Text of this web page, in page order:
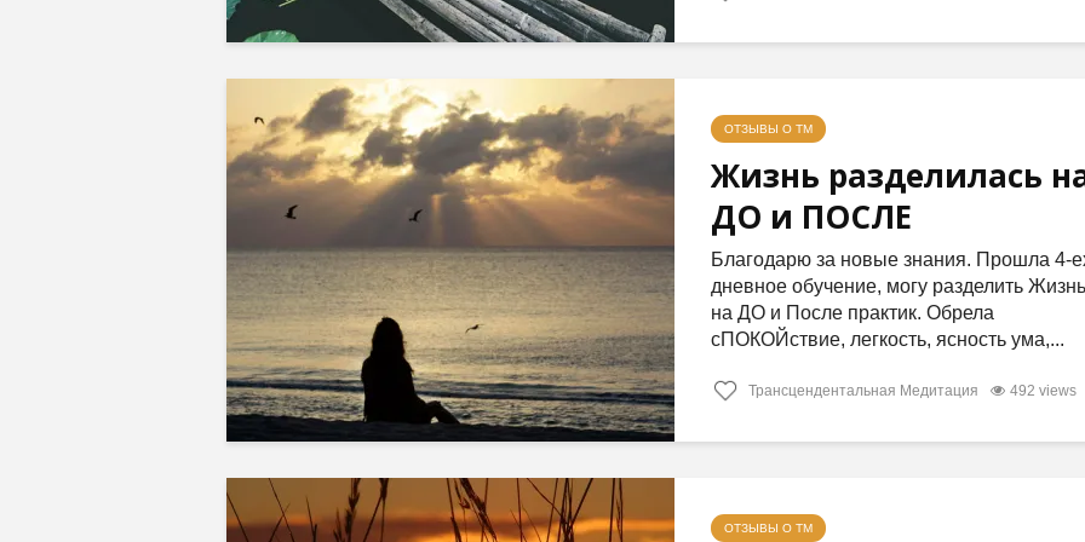
ОТЗЫВЫ О ТМ
Жизнь разделилась
ДО и ПОСЛЕ
Благодарю за новые знания. Прошла 4-
дневное обучение, могу разделить Жизнь
на ДО и После практик. Обрела
сПОКОЙствие, легкость, ясность ума,...
Трансцендентальная Медитация 492 views
ОТЗЫВЫ О ТМ